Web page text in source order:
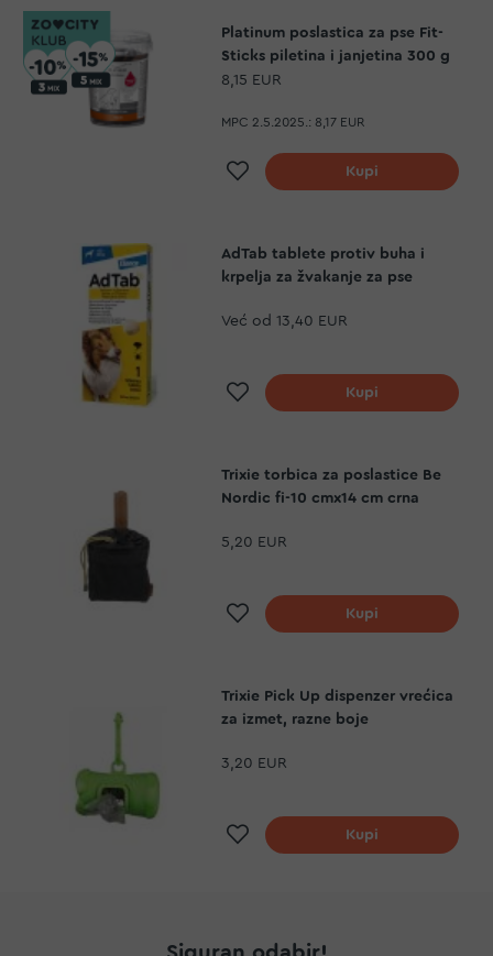
Platinum poslastica za pse Fit-
Sticks piletina i janjetina 300 g
8,15 EUR
MPC 2.5.2025.: 8,17 EUR
Dodaj na listu želja
Kupi
AdTab tablete protiv buha i
krpelja za žvakanje za pse
Već od 13,40 EUR
Dodaj na listu želja
Kupi
Trixie torbica za poslastice Be
Nordic fi-10 cmx14 cm crna
5,20 EUR
Dodaj na listu želja
Kupi
Trixie Pick Up dispenzer vrećica
za izmet, razne boje
3,20 EUR
Dodaj na listu želja
Kupi